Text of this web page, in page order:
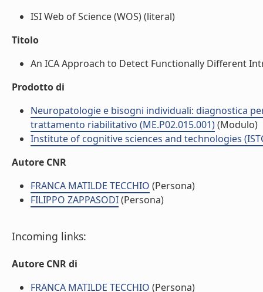
ISI Web of Science (WOS) (literal)
Titolo
An ICA Approach to Detect Functionally Different
Prodotto di
Neuropatologie e bisogni individuali: diagnostica
trattamento riabilitativo (ME.P02.015.001)(Modulo)
Institute of cognitive sciences and technologies
Autore CNR
FRANCA MATILDE TECCHIO (Persona)
FILIPPO ZAPPASODI(Persona)
Incoming links:
Autore CNR di
FRANCA MATILDE TECCHIO (Persona)